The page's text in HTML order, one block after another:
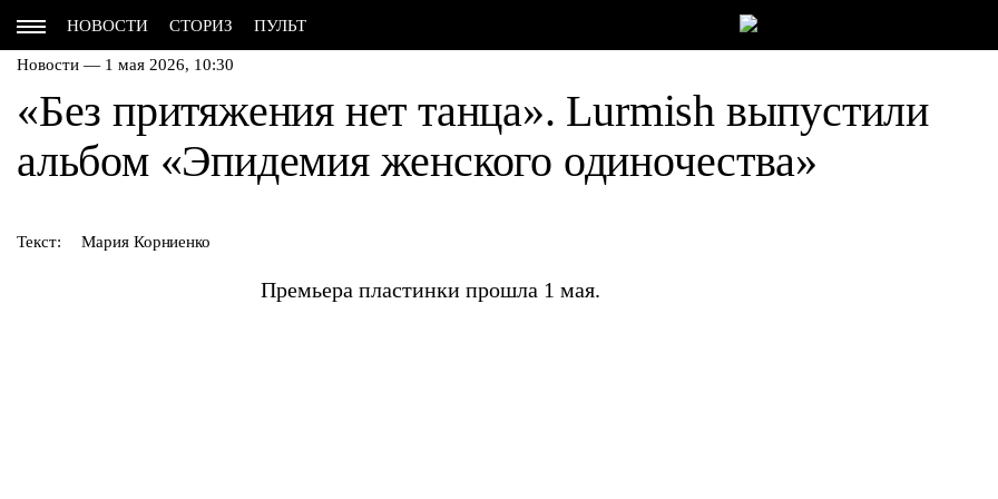
НОВОСТИ СТОРИЗ ПУЛЬТ
Новости — 1 мая 2026, 10:30
«Без притяжения нет танца». Lurmish выпустили
альбом «Эпидемия женского одиночества»
Текст: Мария Корниенко
Премьера пластинки прошла 1 мая.